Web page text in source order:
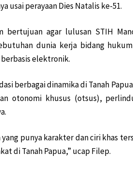
usai perayaan Dies Natalis ke-51.
bertujuan agar lulusan STIH
dunia kerja bidang
elektronik.
berbagai dinamika di Tanah
otonomi khusus (otsus),
punya karakter dan ciri khas
di Tanah Papua,” ucap Filep.